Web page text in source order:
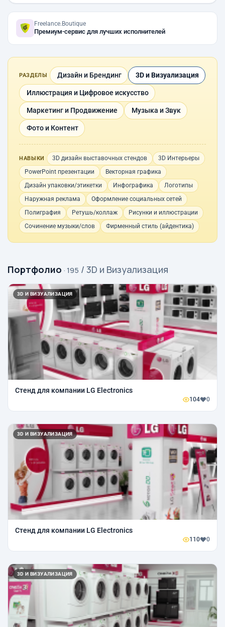
Freelance.Boutique
Премиум-сервис для лучших исполнителей
РАЗДЕЛЫ Дизайн и Брендинг 3D и Визуализация
Иллюстрация и Цифровое искусство
Маркетинг и Продвижение Музыка и Звук
Фото и Контент
НАВЫКИ 3D дизайн выставочных стендов
3D Интерьеры
PowerPoint презентации
Векторная графика
Дизайн упаковки/этикетки
Инфографика
Логотипы
Наружная реклама
Оформление социальных сетей
Полиграфия
Ретушь/коллаж
Рисунки и иллюстрации
Сочинение музыки/слов
Фирменный стиль (айдентика)
Портфолио · 195 / 3D и Визуализация
3D И ВИЗУАЛИЗАЦИЯ
Стенд для компании LG Electronics
104 0
3D И ВИЗУАЛИЗАЦИЯ
Стенд для компании LG Electronics
110 0
3D И ВИЗУАЛИЗАЦИЯ